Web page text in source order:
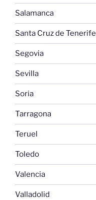
Salamanca
Santa Cruz de Tenerife
Segovia
Sevilla
Soria
Tarragona
Teruel
Toledo
Valencia
Valladolid